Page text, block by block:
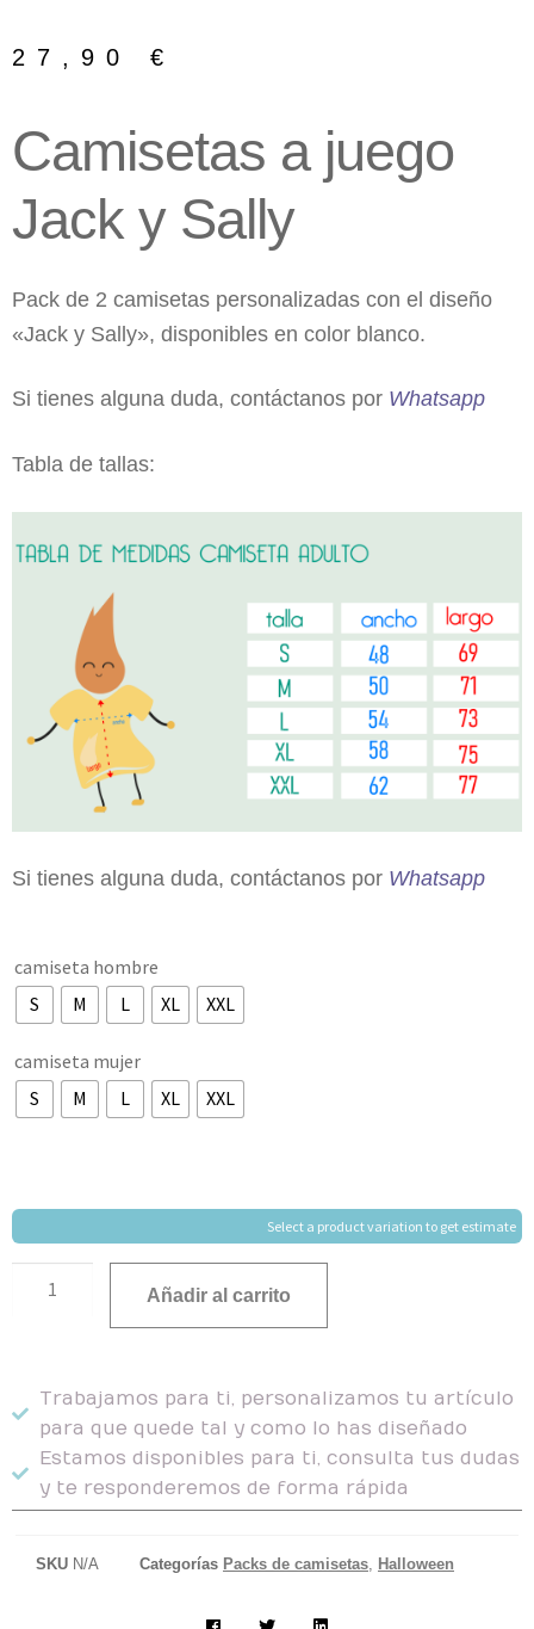
27,90 €
Camisetas a juego
Jack y Sally
Pack de 2 camisetas personalizadas con el diseño
«Jack y Sally», disponibles en color blanco.
Si tienes alguna duda, contáctanos por Whatsapp
Tabla de tallas:
Si tienes alguna duda, contáctanos por Whatsapp
camiseta hombre
S
M L XL XXL
camiseta mujer
S
M L XL XXL
Select a product variation to get estimate
Añadir al carrito
Trabajamos para ti, personalizamos tu artículo
para que quede tal y como lo has diseñado
Estamos disponibles para ti, consulta tus dudas
y te responderemos de forma rápida
SKU N/A Categorías Packs de camisetas Halloween